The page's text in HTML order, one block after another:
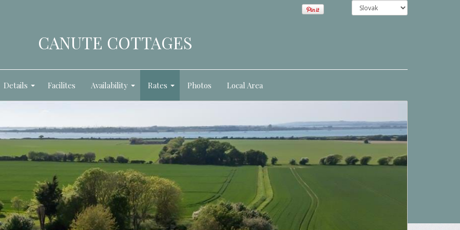
CANUTE COTTAGES
Details Facilites Availability Rates Photos Local Area